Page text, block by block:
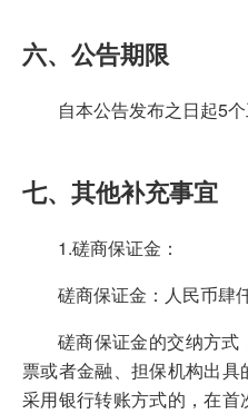
六、公告期限
自本公告发布之日起5个
七、其他补充事宜
1.磋商保证金：
磋商保证金：人民币肆
磋商保证金的交纳方式
票或者金融、担保机构出具
采用银行转账方式的，在